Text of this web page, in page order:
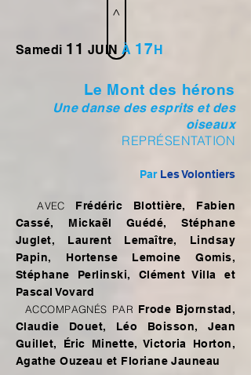
>
Samedi 11 JUIN À 17H
Le Mont des hérons
Une danse des esprits et des
oiseaux
REPRÉSENTATION
Par Les Volontiers
AVEC
Frédéric Blottière, Fabien
Cassé, Mickaël Guédé, Stéphane
Juglet, Laurent Lemaître, Lindsay
Papin, Hortense Lemoine Gomis,
Stéphane Perlinski, Clément Villa et
Pascal Vovard
ACCOMPAGNÉS PAR Frode Bjornstad,
Claudie Douet, Léo Boisson, Jean
Guillet, Éric Minette, Victoria Horton,
Agathe Ouzeau et Floriane Jauneau